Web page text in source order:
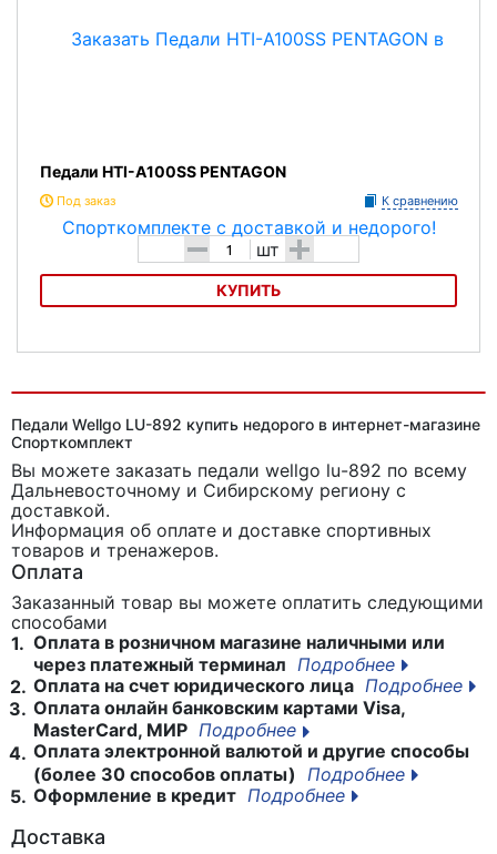
Педали HTI-A100SS PENTAGON
Под заказ К сравнению
- шт +
КУПИТЬ
Педали Wellgo LU-892 купить недорого в интернет-магазине
Спорткомплект
Вы можете заказать педали wellgo lu-892 по всему
Дальневосточному и Сибирскому региону с
доставкой.
Информация об оплате и доставке спортивных
товаров и тренажеров.
Оплата
Заказанный товар вы можете оплатить следующими
способами
1. Оплата в розничном магазине наличными или
через платежный терминал Подробнее
2. Оплата на счет юридического лица Подробнее
3. Оплата онлайн банковским картами Visa,
MasterCard, МИР Подробнее
4. Оплата электронной валютой и другие способы
(более 30 способов оплаты)
Подробнее
5. Оформление в кредит Подробнее
Доставка